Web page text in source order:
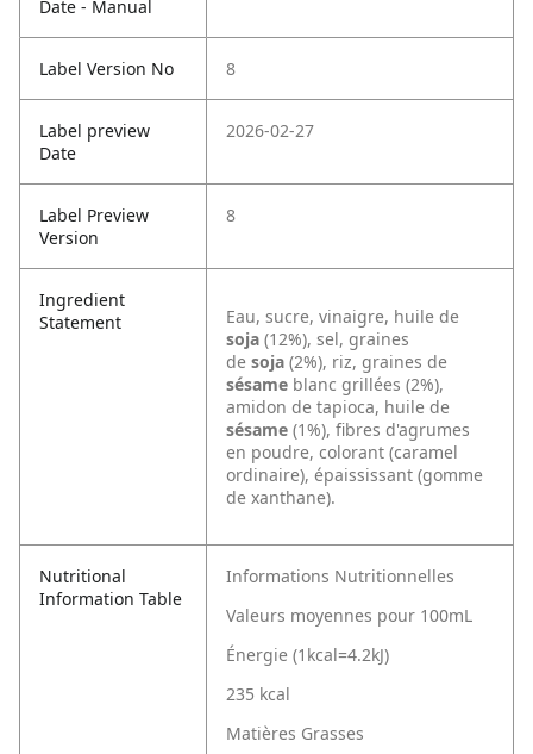
Date - Manual
Label Version No 8
Label preview
Date
2026-02-27
Label Preview
Version
8
Ingredient
Statement
Eau, sucre, vinaigre, huile de
soja (12%), sel, graines
de soja (2%), riz, graines de
sésame blanc grillées (2%),
amidon de tapioca, huile de
sésame (1%), fibres d'agrumes
en poudre, colorant (caramel
ordinaire), épaississant (gomme
de xanthane).
Nutritional
Information Table
Informations Nutritionnelles
Valeurs moyennes pour 100mL
Énergie (1kcal=4.2kJ)
235 kcal
Matières Grasses